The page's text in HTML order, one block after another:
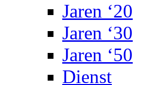
Jaren ‘20
Jaren ‘30
Jaren ‘50
Dienst